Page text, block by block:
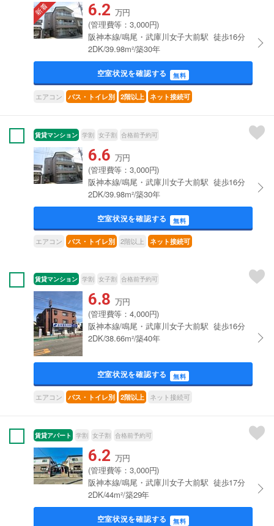
6.2 万円
(管理費等：3,000円)
阪神本線/鳴尾・武庫川女子大前駅 徒歩16分
2DK/39.98m²/築30年
空室状況を確認する 無料
エアコン バス・トイレ別 2階以上 ネット接続可
賃貸マンション 学割 女子割 合格前予約可
6.6 万円
(管理費等：3,000円)
阪神本線/鳴尾・武庫川女子大前駅 徒歩16分
2DK/39.98m²/築30年
空室状況を確認する 無料
エアコン バス・トイレ別 2階以上 ネット接続可
賃貸マンション 学割 女子割 合格前予約可
6.8 万円
(管理費等：4,000円)
阪神本線/鳴尾・武庫川女子大前駅 徒歩16分
2DK/38.66m²/築40年
空室状況を確認する 無料
エアコン バス・トイレ別 2階以上 ネット接続可
賃貸アパート 学割 女子割 合格前予約可
6.2 万円
(管理費等：3,000円)
阪神本線/鳴尾・武庫川女子大前駅 徒歩17分
2DK/44m²/築29年
空室状況を確認する 無料